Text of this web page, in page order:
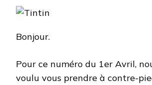
Bonjour.
Pour ce numéro du 1er Avril,
voulu vous prendre à contre-